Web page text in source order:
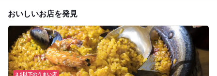
おいしいお店を発見
3.5以下のうまい店